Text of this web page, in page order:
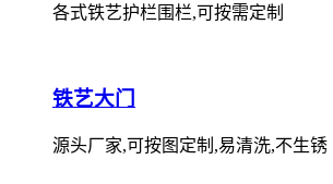
各式铁艺护栏围栏,可按需定制
铁艺大门
源头厂家,可按图定制,易清洗,不生锈